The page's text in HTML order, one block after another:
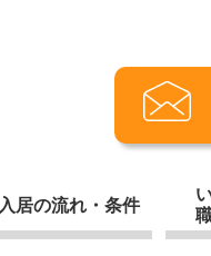
入居の流れ・条件